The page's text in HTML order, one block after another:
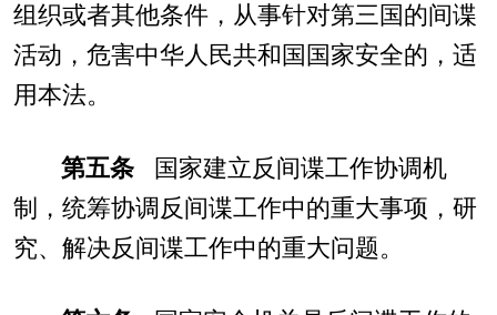
组织或者其他条件，从事针对第三国的间谍
活动，危害中华人民共和国国家安全的，适
用本法。
第五条国家建立反间谍工作协调机
制，统筹协调反间谍工作中的重大事项，研
究、解决反间谍工作中的重大问题。